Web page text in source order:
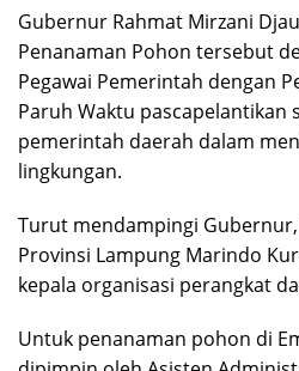
Gubernur Rahmat Mirzani
Penanaman Pohon tersebut
Pegawai Pemerintah dengan
Paruh Waktu pascapelantikan
pemerintah daerah dalam
lingkungan.
Turut mendampingi
Provinsi Lampung Marindo
kepala organisasi perangkat
Untuk penanaman pohon di